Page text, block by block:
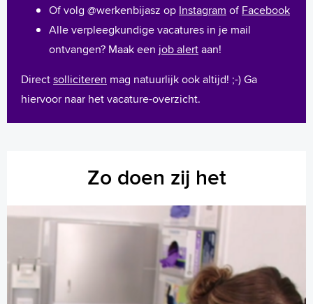
Of volg @werkenbijasz op Instagram of Facebook
Alle verpleegkundige vacatures in je mail
ontvangen? Maak een job alertaan!
Directsolliciteren mag natuurlijk ook altijd! ;-) Ga
hiervoor naar het vacature-overzicht.
Zo doen zij het